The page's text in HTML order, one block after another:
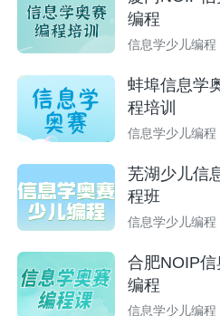
编程
信息学少儿编程
蚌埠信息学
程培训
信息学少儿编程
芜湖少儿信
程班
信息学少儿编程
合肥NOIP
编程
信息学少儿编程